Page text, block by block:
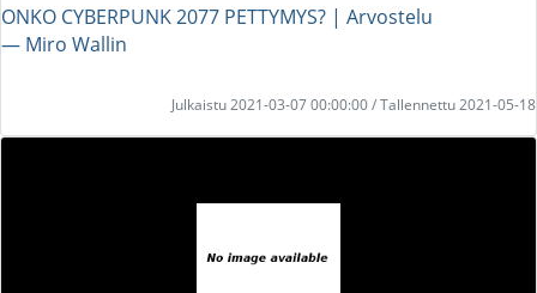
ONKO CYBERPUNK 2077 PETTYMYS? | Arvostelu
― Miro Wallin
Julkaistu 2021-03-07 00:00:00 / Tallennettu 2021-05-18